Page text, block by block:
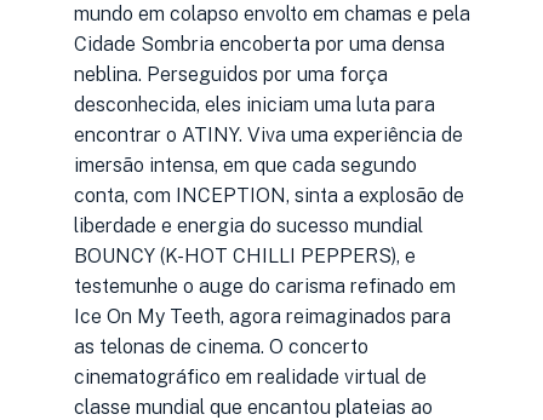
mundo em colapso envolto em chamas e pela
Cidade Sombria encoberta por uma densa
neblina. Perseguidos por uma força
desconhecida, eles iniciam uma luta para
encontrar o ATINY. Viva uma experiência de
imersão intensa, em que cada segundo
conta, com INCEPTION, sinta a explosão de
liberdade e energia do sucesso mundial
BOUNCY (K-HOT CHILLI PEPPERS), e
testemunhe o auge do carisma refinado em
Ice On My Teeth, agora reimaginados para
as telonas de cinema. O concerto
cinematográfico em realidade virtual de
classe mundial que encantou plateias ao